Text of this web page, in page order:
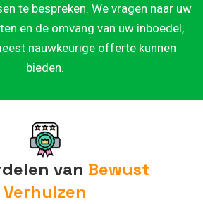
te bespreken. We vragen naar uw
en de omvang van uw inboedel,
nauwkeurige offerte kunnen
bieden.
van Bewust
Verhuizen